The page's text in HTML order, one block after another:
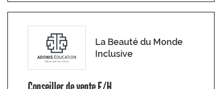
La Beauté du Monde
Inclusive